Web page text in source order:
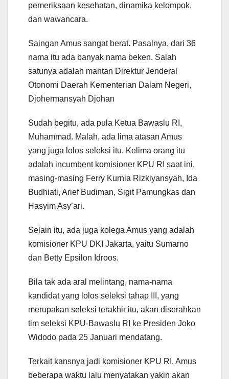
pemeriksaan kesehatan, dinamika kelompok,
dan wawancara.
Saingan Amus sangat berat. Pasalnya, dari 36
nama itu ada banyak nama beken. Salah
satunya adalah mantan Direktur Jenderal
Otonomi Daerah Kementerian Dalam Negeri,
Djohermansyah Djohan
Sudah begitu, ada pula Ketua Bawaslu RI,
Muhammad. Malah, ada lima atasan Amus
yang juga lolos seleksi itu. Kelima orang itu
adalah incumbent komisioner KPU RI saat ini,
masing-masing Ferry Kurnia Rizkiyansyah, Ida
Budhiati, Arief Budiman, Sigit Pamungkas dan
Hasyim Asy’ari.
Selain itu, ada juga kolega Amus yang adalah
komisioner KPU DKI Jakarta, yaitu Sumarno
dan Betty Epsilon Idroos.
Bila tak ada aral melintang, nama-nama
kandidat yang lolos seleksi tahap III, yang
merupakan seleksi terakhir itu, akan diserahkan
tim seleksi KPU-Bawaslu RI ke Presiden Joko
Widodo pada 25 Januari mendatang.
Terkait kansnya jadi komisioner KPU RI, Amus
beberapa waktu lalu menyatakan yakin akan